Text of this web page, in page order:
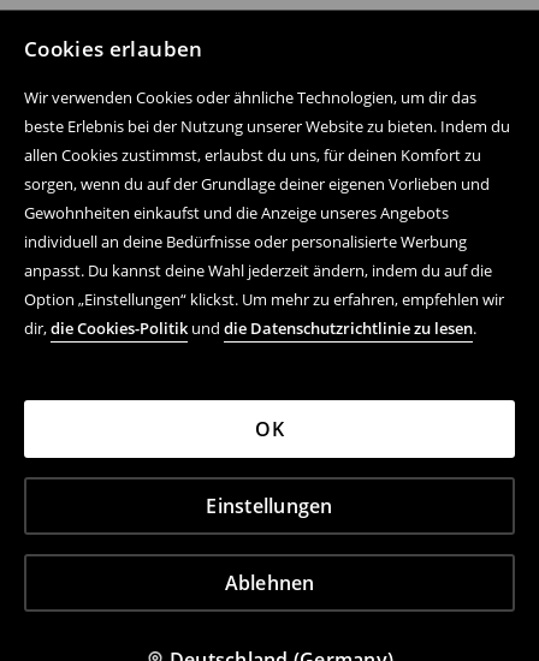
Cookies erlauben
Wir verwenden Cookies oder ähnliche Technologien, um dir das
beste Erlebnis bei der Nutzung unserer Website zu bieten. Indem du
allen Cookies zustimmst, erlaubst du uns, für deinen Komfort zu
sorgen, wenn du auf der Grundlage deiner eigenen Vorlieben und
Gewohnheiten einkaufst und die Anzeige unseres Angebots
individuell an deine Bedürfnisse oder personalisierte Werbung
anpasst. Du kannst deine Wahl jederzeit ändern, indem du auf die
Option „Einstellungen“ klickst. Um mehr zu erfahren, empfehlen wir
dir,die Cookies-Politik und die Datenschutzrichtlinie zu lesen.
Ablehnen
Einstellungen
OK